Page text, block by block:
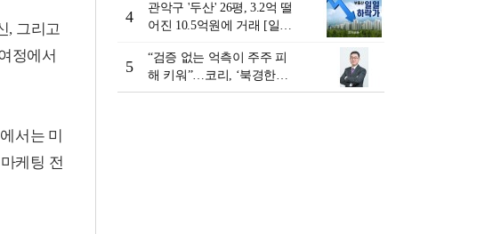
, 그리고
정에서
서는 미
케팅 전
행 금융그룹의 꿈①]
4
관악구 '두산' 26평, 3.2억 떨
어진 10.5억원에 거래 [일일
5
“검증 없는 억측이 주주 피
해 키워”…코리, ‘북경한미
미수채권 논란’ 정면 반박